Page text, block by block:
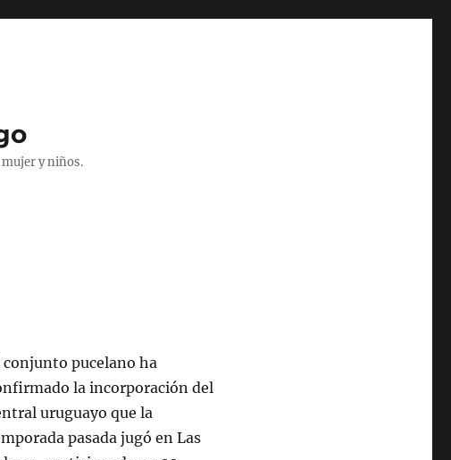
mujer y niños.
conjunto pucelano ha
la incorporación del
uruguayo que la
pasada jugó en Las